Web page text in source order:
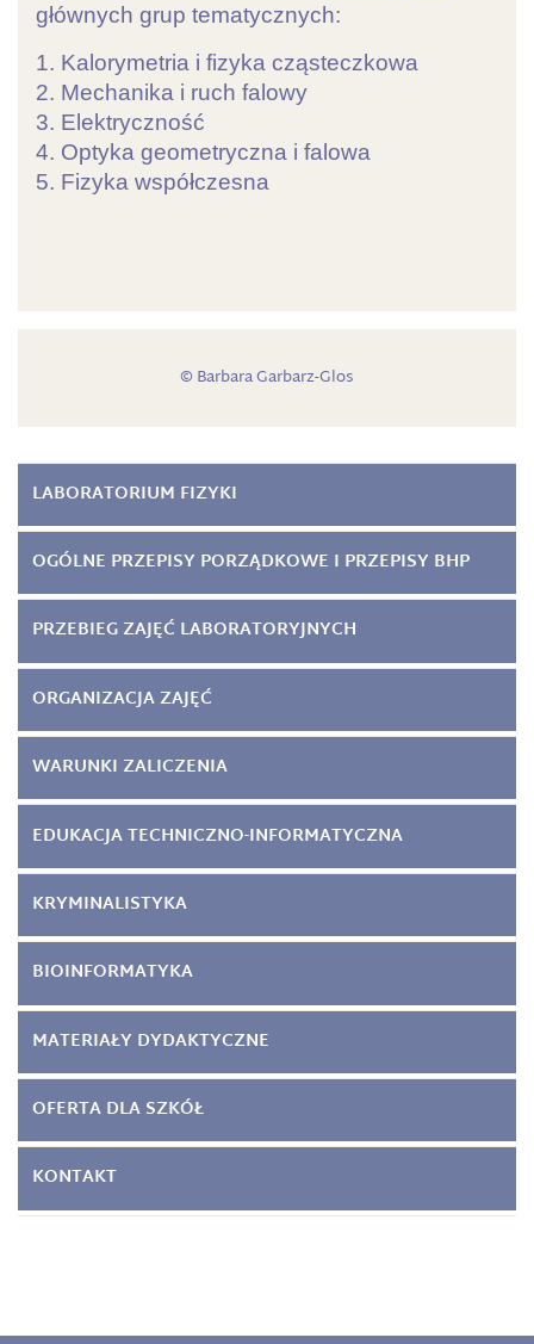
głównych grup tematycznych:
1. Kalorymetria i fizyka cząsteczkowa
2. Mechanika i ruch falowy
3. Elektryczność
4. Optyka geometryczna i falowa
5. Fizyka współczesna
© Barbara Garbarz-Glos
LABORATORIUM FIZYKI
OGÓLNE PRZEPISY PORZĄDKOWE I PRZEPISY BHP
PRZEBIEG ZAJĘĆ LABORATORYJNYCH
ORGANIZACJA ZAJĘĆ
WARUNKI ZALICZENIA
EDUKACJA TECHNICZNO-INFORMATYCZNA
KRYMINALISTYKA
BIOINFORMATYKA
MATERIAŁY DYDAKTYCZNE
OFERTA DLA SZKÓŁ
KONTAKT